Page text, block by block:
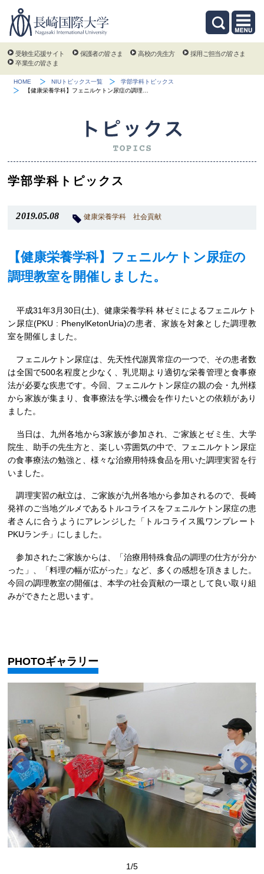
受験生応援サイト 保護者の皆さま 高校の先生方
採用ご担当の皆さま
卒業生の皆さま
HOME NIUトピックス一覧
学部学科トピックス
【健康栄養学科】フェニルケトン尿症の調理…
学部学科トピックス
2019.05.08 健康栄養学科 社会貢献
【健康栄養学科】フェニルケトン尿症の
調理教室を開催しました。
平成31年3月30日(土)、健康栄養学科 林ゼミによるフェニルケト
ン尿症(PKU : PhenylKetonUria)の患者、家族を対象とした調理教
室を開催しました。
フェニルケトン尿症は、先天性代謝異常症の一つで、その患者数
は全国で500名程度と少なく、乳児期より適切な栄養管理と食事療
法が必要な疾患です。今回、フェニルケトン尿症の親の会・九州様
から家族が集まり、食事療法を学ぶ機会を作りたいとの依頼があり
ました。
当日は、九州各地から3家族が参加され、ご家族とゼミ生、大学
院生、助手の先生方と、楽しい雰囲気の中で、フェニルケトン尿症
の食事療法の勉強と、様々な治療用特殊食品を用いた調理実習を行
いました。
調理実習の献立は、ご家族が九州各地から参加されるので、長崎
発祥のご当地グルメであるトルコライスをフェニルケトン尿症の患
者さんに合うようにアレンジした「トルコライス風ワンプレート
PKUランチ」にしました。
参加されたご家族からは、「治療用特殊食品の調理の仕方が分か
った」、「料理の幅が広がった」など、多くの感想を頂きました。
今回の調理教室の開催は、本学の社会貢献の一環として良い取り組
みができたと思います。
PHOTOギャラリー
1/5